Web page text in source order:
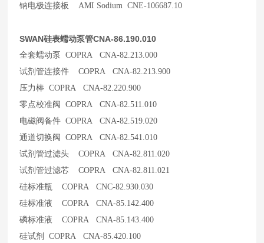
钠电极连接板 AMI Sodium CNE-106687.10
SWAN硅表蠕动泵管CNA-86.190.010
全套蠕动泵 COPRA CNA-82.213.000
试剂管连接件 COPRA CNA-82.213.900
压力棒 COPRA CNA-82.220.900
零点校准阀 COPRA CNA-82.511.010
电磁阀备件 COPRA CNA-82.519.020
通道切换阀 COPRA CNA-82.541.010
试剂管过滤头 COPRA CNA-82.811.020
试剂管过滤芯 COPRA CNA-82.811.021
硅标准瓶 COPRA CNC-82.930.030
硅标准液 COPRA CNA-85.142.400
磷标准液 COPRA CNA-85.143.400
硅试剂 COPRA CNA-85.420.100